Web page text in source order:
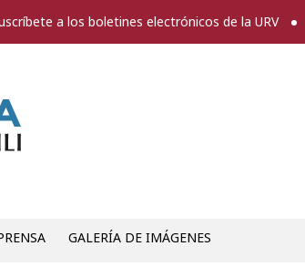
a los boletines electrónicos de la URV
GALERÍA DE IMÁGENES